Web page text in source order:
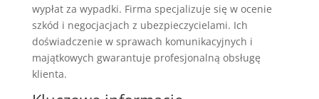
wypłat za wypadki. Firma specjalizuje się w ocenie
szkód i negocjacjach z ubezpieczycielami. Ich
doświadczenie w sprawach komunikacyjnych i
majątkowych gwarantuje profesjonalną obsługę
klienta.